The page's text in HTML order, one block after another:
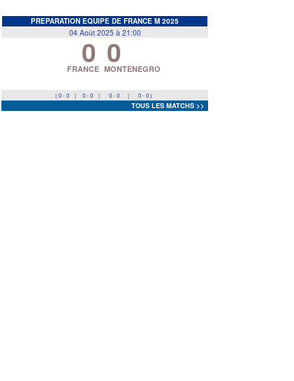
PREPARATION EQUIPE DE FRANCE M 2025
04 Août 2025 à 21:00
0
FRANCE 0
MONTENEGRO
( 0 - 0 | 0 - 0 | 0 - 0 | 0 - 0 )
TOUS LES MATCHS >>